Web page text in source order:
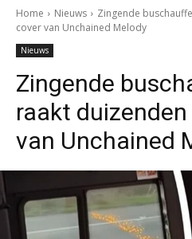
Home Nieuws
Zingende
cover van Unchained Melody
Nieuws
Zingende
raakt
van Unchained